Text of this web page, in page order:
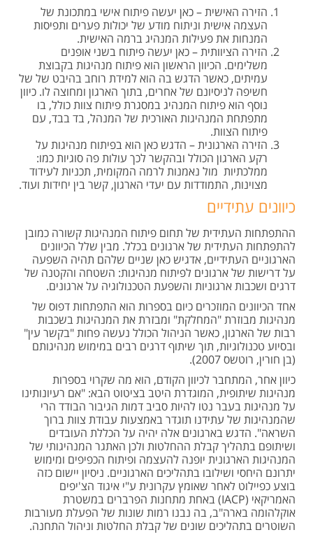
הזירה האישית – כאן יעשה פיתוח אישי במתכונת של
העצמה אישית וניתוח מודע של יכולות פערים ותפיסות
המנחות את פעילות המנהיג ברמה האישית.
הזירה הציוותית – כאן יעשה פיתוח בשני אופנים
משלימים. הכיוון הראשון הוא פיתוח מנהיגות בקבוצת
עמיתים, כאשר הדגש בה הוא למידת רוחב בהיבט של של
חשיפה לניסיונם של אחרים, בתוך הארגון ומחוצה לו. כיוון
נוסף הוא פיתוח המנהיג במסגרת פיתוח צוות כולל, בו
מתפתחת המנהיגות האורכית של המנהל, בד בבד, עם
פיתוח הצוות.
הזירה הארגונית – הדגש כאן הוא בפיתוח מנהיגות על
רקע הארגון הכולל ובהקשר לכך עולות פה סוגיות כמו:
ממלכתיות מול נאמנות לרמה המקומית, תכניות לעידוד
מצוינות, התמודדות עם יעדי הארגון, קשר בין יחידות ועוד.
כיוונים עתידיים
ההתפתחות העתידית של תחום פיתוח המנהיגות קשורה כמובן
להתפתחות העתידית של ארגונים בכלל. מבין שלל הכיוונים
הארגוניים העתידיים, אדגיש כאן שניים שלהם תהיה השפעה
על דרישות של ארגונים לפיתוח מנהיגות: השטחה והקטנה של
דרגים ושכבות ארגוניות והשפעת הטכנולוגיה על ארגונים.
אחד הכיוונים המוזכרים כיום בספרות הוא התפתחות דפוס של
מנהיגות מבוזרת "המחלקת" ומבזרת את המנהיגות בשכבות
רבות של הארגון, כאשר הניהול הכולל נעשה פחות "בקשר עין"
ובסיוע טכנולוגיות, תוך שיתוף דרגים רבים במימוש מנהיגותם
(בן חורין, רוטשס 2007).
כיוון אחר, המתחבר לכיוון הקודם, הוא מה שקרוי בספרות
מנהיגות שיתופית, המוגדרת היטב בציטוט הבא: "אם רעיונותינו
על מנהיגות בעבר נטו להיות סביב דמות הגיבור הבודד הרי
שהמנהיגות של עתידנו תוגדר באמצעות עבודת צוות ברוך
השראה". הדגש בארגונים אלה יהיה על הכללת העובדים
ושיתופם בתהליך קבלת ההחלטות ולכן האתגר המנהיגותי של
המנהיגות הארגונית יופנה להעצמה ופיתוח הכפיפים ומימוש
יתרונם היחסי ושילובו בתהליכים הארגוניים. ניסיון יישום כזה
בוצע כפיילוט לאחר שאומץ עקרונית ע"י איגוד הצ'יפים
האמריקאי (IACP) באחת מתחנות הפרברים במשטרת
אוקלהומה בארה"ב, בה נבנו רמות שונות של הפעלת מעורבות
השוטרים בתהליכים שונים של קבלת החלטות וניהול התחנה.